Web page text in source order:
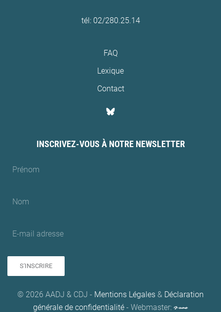
tél: 02/280.25.14
FAQ
Lexique
Contact
INSCRIVEZ-VOUS À NOTRE NEWSLETTER
S'INSCRIRE
© 2026 AADJ & CDJ - Mentions Légales & Déclaration
générale de confidentialité- Webmaster: